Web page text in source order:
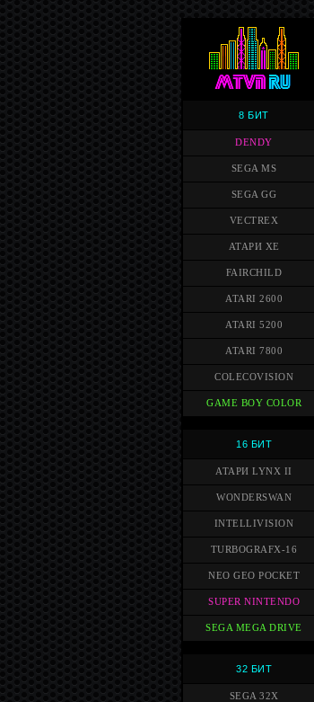
8 БИТ
DENDY
SEGA MS
SEGA GG
VECTREX
АТАРИ XE
FAIRCHILD
ATARI 2600
ATARI 5200
ATARI 7800
COLECOVISION
GAME BOY COLOR
16 БИТ
АТАРИ LYNX II
WONDERSWAN
INTELLIVISION
TURBOGRAFX-16
NEO GEO POCKET
SUPER NINTENDO
SEGA MEGA DRIVE
32 БИТ
SEGA 32X